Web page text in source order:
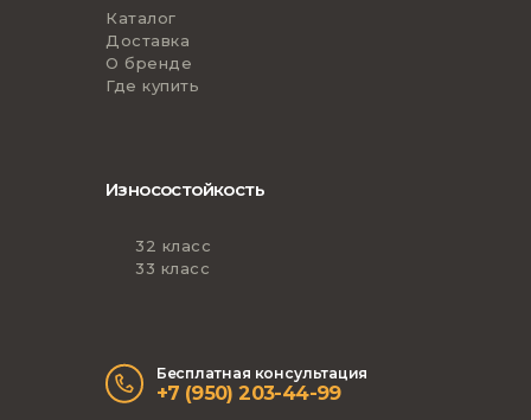
Каталог
Доставка
О бренде
Где купить
Износостойкость
32 класс
33 класс
Бесплатная консультация
+7 (950) 203-44-99